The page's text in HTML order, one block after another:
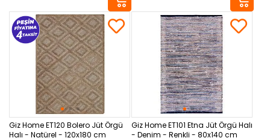
Giz Home ET120 Bolero Jüt Örgü
Halı - Natürel - 120x180 cm
Giz Home ET101 Etna Jüt Örgü Halı
- Denim - Renkli - 80x140 cm